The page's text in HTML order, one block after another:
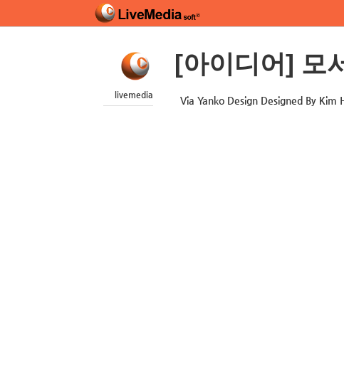
livemedia
[아이디어] 모
Via Yanko Design Designed By Kim